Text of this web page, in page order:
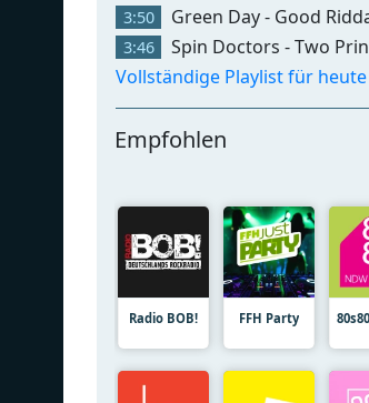
3:50 Green Day - Good Riddance (time Of
3:46
Spin Doctors - Two
Vollständige Playlist für heute
Empfohlen
Radio BOB! FFH Party